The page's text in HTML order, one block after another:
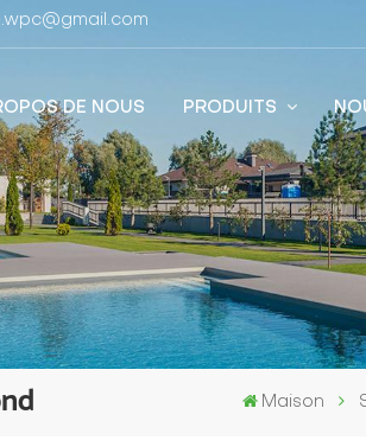
DE NOUS PRODUITS
Maison